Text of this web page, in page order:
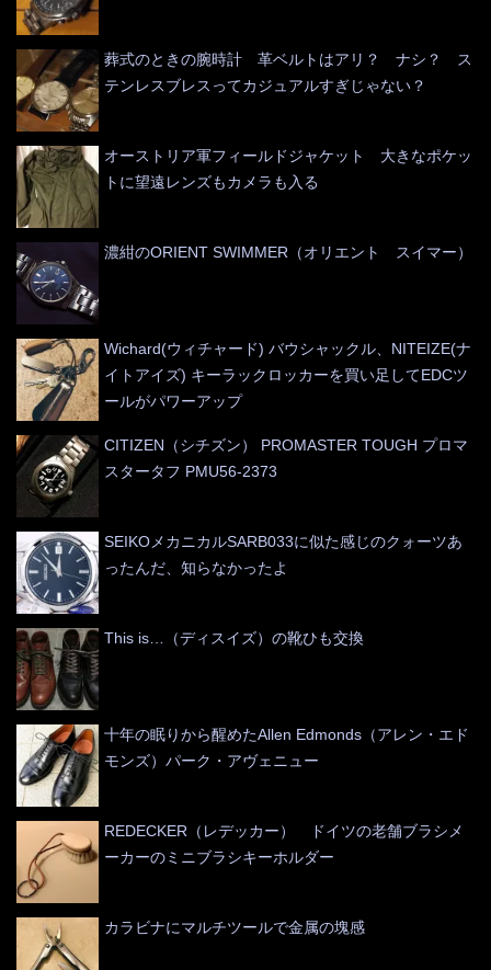
葬式のときの腕時計 革ベルトはアリ？ ナシ？ ス
テンレスブレスってカジュアルすぎじゃない？
オーストリア軍フィールドジャケット 大きなポケッ
トに望遠レンズもカメラも入る
濃紺のORIENT SWIMMER（オリエント スイマー）
Wichard(ウィチャード) バウシャックル、NITEIZE(ナ
イトアイズ) キーラックロッカーを買い足してEDCツ
ールがパワーアップ
CITIZEN（シチズン） PROMASTER TOUGH プロマ
スタータフ PMU56-2373
SEIKOメカニカルSARB033に似た感じのクォーツあ
ったんだ、知らなかったよ
This is…（ディスイズ）の靴ひも交換
十年の眠りから醒めたAllen Edmonds（アレン・エド
モンズ）パーク・アヴェニュー
REDECKER（レデッカー） ドイツの老舗ブラシメ
ーカーのミニブラシキーホルダー
カラビナにマルチツールで金属の塊感